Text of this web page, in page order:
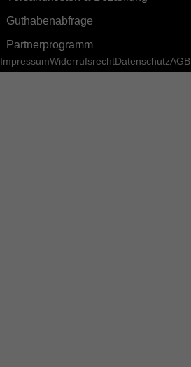
Guthabenabfrage
Partnerprogramm
ImpressumWiderrufsrechtDatenschutzAGB